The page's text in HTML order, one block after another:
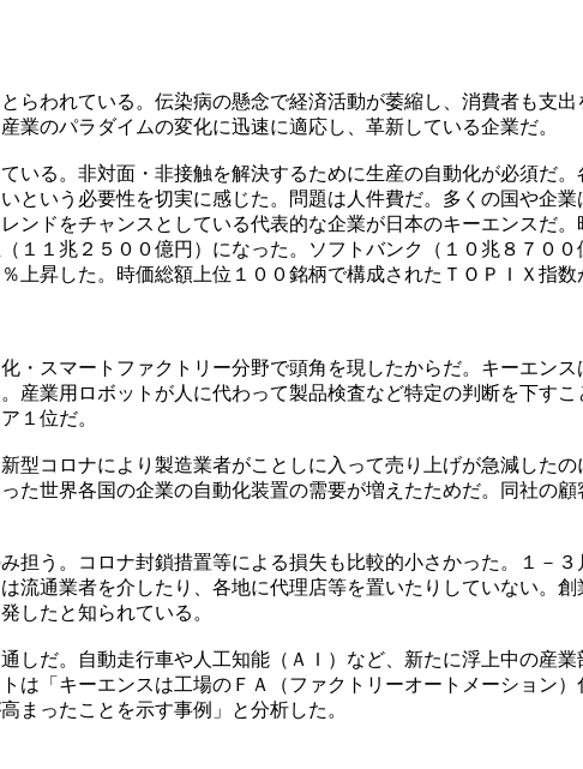
われている。伝染病の懸念で経済活動が萎縮し、消費者も支
のパラダイムの変化に迅速に適応し、革新している企業だ。
る。非対面・非接触を解決するために生産の自動化が必須だ
いう必要性を切実に感じた。問題は人件費だ。多くの国や企
ドをチャンスとしている代表的な企業が日本のキーエンスだ
１兆２５００億円）になった。ソフトバンク（１０兆８７０
昇した。時価総額上位１００銘柄で構成されたＴＯＰＩＸ指
スマートファクトリー分野で頭角を現したからだ。キーエン
業用ロボットが人に代わって製品検査など特定の判断を下す
１位だ。
コロナにより製造業者がことしに入って売り上げが急減した
世界各国の企業の自動化装置の需要が増えたためだ。同社の
う。コロナ封鎖措置等による損失も比較的小さかった。１－３
通業者を介したり、各地に代理店等を置いたりしていない。
したと知られている。
だ。自動走行車や人工知能（ＡＩ）など、新たに浮上中の産
「キーエンスは工場のＦＡ（ファクトリーオートメーション
まったことを示す事例」と分析した。